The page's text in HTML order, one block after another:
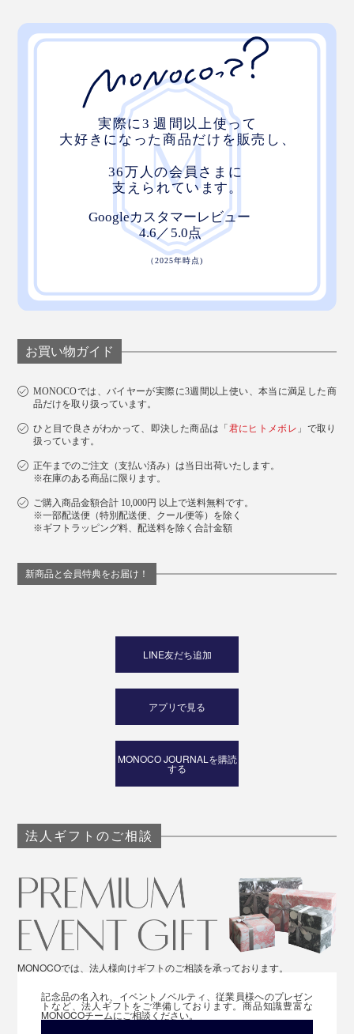
外れたら、パーツを重ねて押し込むことで、再びロッ
ク。軽くねじれば、パーツは外れるので、着け外し自由
付属のストラップには、万が一の時に分割して外れる、プラスチック製のセーフ
け閉めできるスイベル式のストラップも使えます。
ストラップを使わないで、ワイヤーリール裏面のベルト
フックを直接差し込めば、ベルトやポケット、バッグに
も取りつけ可能です。
お買い物ガイド
MONOCOでは、バイヤーが実際に3週間以上使い、本当に満足した商
品だけを取り扱っています。
ひと目で良さがわかって、即決した商品は「 君にヒトメボレ 」で取り
扱っています。
正午までのご注文（支払い済み）は当日出荷いたします。
※在庫のある商品に限ります。
ご購入商品金額合計 10,000円 以上で送料無料です。
※一部配送便（特別配送便、クール便等）を除く
※ギフトラッピング料、配送料を除く合計金額
新商品と会員特典をお届け！
LINE友だち追加
アプリで見る
MONOCO JOURNALを購読
する
法人ギフトのご相談
MONOCOでは、法人様向けギフトのご相談を承っております。
記念品の名入れ、イベントノベルティ、従業員様へのプレゼン
トなど、法人ギフトをご準備しております。商品知識豊富な
MONOCOチームにご相談ください。